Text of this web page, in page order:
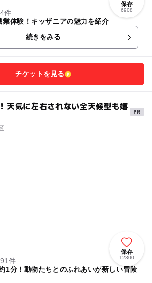
保存
6908
件
業体験！キッザニアの魅力を紹介
続きをみる
チケットを見る
天気に左右されない全天候型も嬉
保存
12300
件
1分！動物たちとのふれあいが新しい冒険